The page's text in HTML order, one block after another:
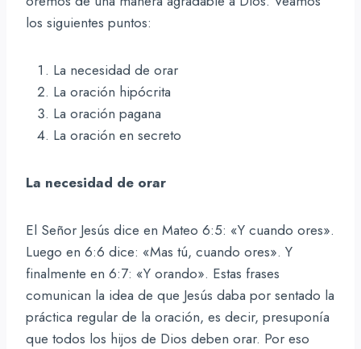
los siguientes puntos:
La necesidad de orar
La oración hipócrita
La oración pagana
La oración en secreto
La necesidad de orar
El Señor Jesús dice en Mateo 6:5: «Y cuando ores».
Luego en 6:6 dice: «Mas tú, cuando ores». Y
finalmente en 6:7: «Y orando». Estas frases
comunican la idea de que Jesús daba por sentado la
práctica regular de la oración, es decir, presuponía
que todos los hijos de Dios deben orar. Por eso